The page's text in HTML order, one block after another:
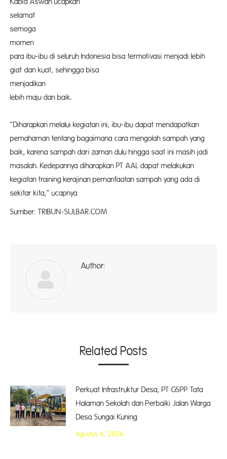
Kabid Aswan ucapkan
semoga
para ibu-ibu di seluruh Indonesia bisa termotivasi menjadi lebih
giat dan kuat, sehingga bisa
lebih maju dan baik.
“Diharapkan melalui kegiatan ini, ibu-ibu dapat mendapatkan
pemahaman tentang bagaimana cara mengolah sampah yang
baik, karena sampah dari zaman dulu hingga saat ini masih jadi
masalah. Kedepannya diharapkan PT AAL dapat melakukan
kegiatan training kerajinan pemanfaatan sampah yang ada di
sekitar kita,” ucapnya
Sumber: TRIBUN-SULBAR.COM
Author:
Related Posts
Perkuat Infrastruktur Desa, PT GSPP Tata
Halaman Sekolah dan Perbaiki Jalan Warga
Desa Sungai Kuning
Agustus 6, 2026